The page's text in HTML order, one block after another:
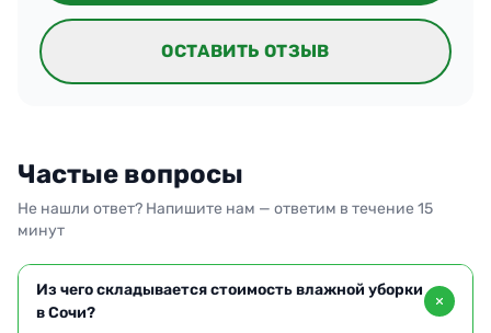
ОСТАВИТЬ ОТЗЫВ
Частые вопросы
Не нашли ответ? Напишите нам — ответим в течение 15
минут
Из чего складывается стоимость влажной уборки
в Сочи?